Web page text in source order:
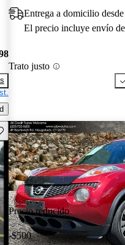
Entrega a domicilio
El precio incluye envío
Trato justo
este Aviso
Precio reducido
-$500